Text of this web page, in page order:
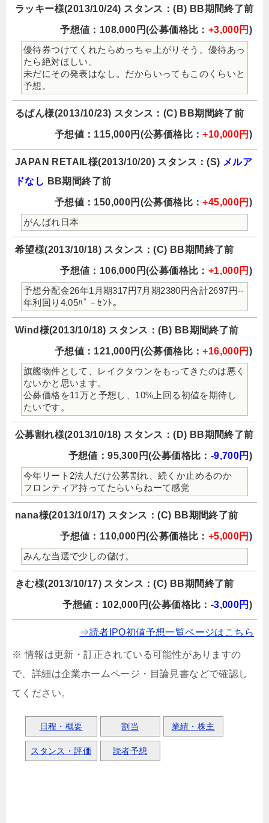
ラッキー様(2013/10/24) スタンス：(B) BB期間終了前
予想値：108,000円(公募価格比： +3,000円 )
優待券つけてくれたらめっちゃ上がりそう。優待あっ
たら絶対ほしい。
未だにその発表はなし。だからいってもこのくらいと
予想。
るぱん様(2013/10/23) スタンス：(C) BB期間終了前
予想値：115,000円(公募価格比：+10,000円 )
JAPAN RETAIL様(2013/10/20) スタンス：(S) メルア
ドなし BB期間終了前
予想値：150,000円(公募価格比：+45,000円 )
がんばれ日本
希望様(2013/10/18) スタンス：(C) BB期間終了前
予想値：106,000円(公募価格比： +1,000円 )
予想分配金26年1月期317円7月期2380円合計2697円--
年利回り4.05ﾊﾟ－ｾﾝﾄ｡
Wind様(2013/10/18) スタンス：(B) BB期間終了前
予想値：121,000円(公募価格比：+16,000円 )
旗艦物件として、レイクタウンをもってきたのは悪く
ないかと思います。
公募価格を11万と予想し、10%上回る初値を期待し
たいです。
公募割れ様(2013/10/18) スタンス：(D) BB期間終了前
予想値：95,300円(公募価格比： -9,700円 )
今年リート2法人だけ公募割れ、続くか止めるのか
フロンティア持ってたらいらねーて感覚
nana様(2013/10/17) スタンス：(C) BB期間終了前
予想値：110,000円(公募価格比： +5,000円 )
みんな当選で少しの儲け。
きむ様(2013/10/17) スタンス：(C) BB期間終了前
予想値：102,000円(公募価格比： -3,000円 )
⇒読者IPO初値予想一覧ページはこちら
※ 情報は更新・訂正されている可能性がありますの
で、詳細は企業ホームページ・目論見書などで確認し
てください。
日程・概要 割当 業績・株主
スタンス・評価 読者予想